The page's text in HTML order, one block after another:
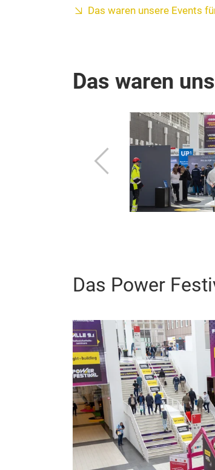
Das waren unsere Events
Das waren
Zurück
Das Power